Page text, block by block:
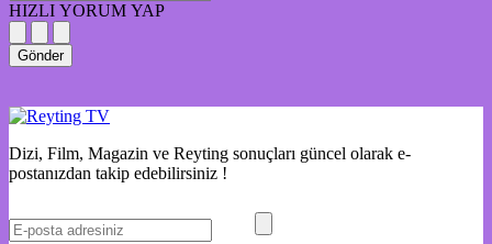
HIZLI YORUM YAP
Gönder
Dizi, Film, Magazin ve Reyting sonuçları güncel olarak e-
postanızdan takip edebilirsiniz !